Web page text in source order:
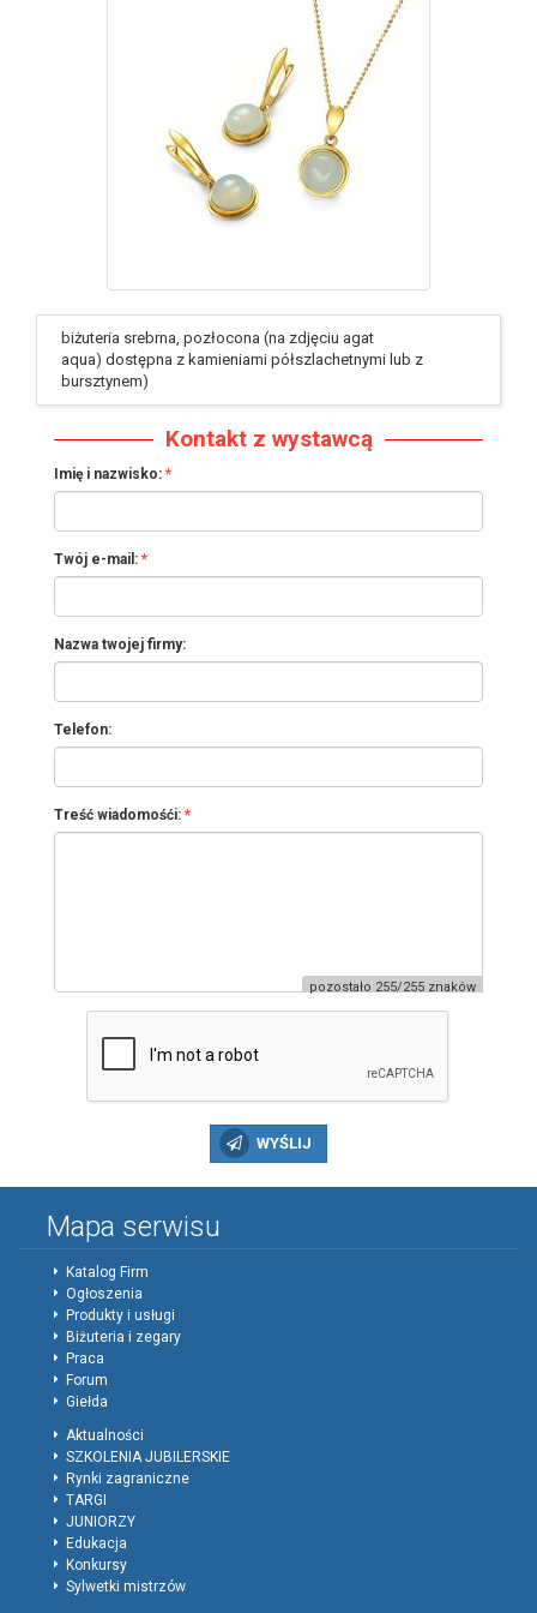
biżuteria srebrna, pozłocona (na zdjęciu agat
aqua) dostępna z kamieniami półszlachetnymi lub z
bursztynem)
Kontakt z wystawcą
Imię i nazwisko:
Twój e-mail:
Nazwa twojej firmy:
Telefon:
Treść wiadomośći:
WYŚLIJ
Mapa serwisu
Katalog Firm
Ogłoszenia
Produkty i usługi
Biżuteria i zegary
Praca
Forum
Giełda
Aktualności
SZKOLENIA JUBILERSKIE
Rynki zagraniczne
TARGI
JUNIORZY
Edukacja
Konkursy
Sylwetki mistrzów
pozostało 255/255 znaków